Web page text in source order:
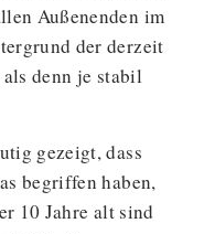
Außenenden im
der derzeit
denn je stabil
gezeigt, dass
begriffen haben,
10 Jahre alt sind